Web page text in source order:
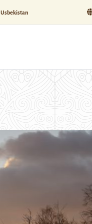
Usbekistan